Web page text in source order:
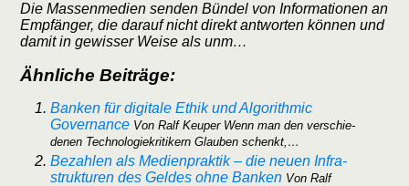
Die Mas­sen­me­di­en sen­den Bün­del von Infor­ma­tio­nen an
Emp­fän­ger, die dar­auf nicht direkt ant­wor­ten kön­nen und
damit in gewis­ser Wei­se als unm…
Ähn­li­che Beiträge:
Ban­ken für digi­ta­le Ethik und Algo­rith­mic
Gover­nan­ce Von Ralf Keu­per Wenn man den ver­schie­
de­nen Tech­no­lo­gie­kri­ti­kern Glau­ben schenkt,…
Bezah­len als Medi­en­prak­tik – die neu­en Infra­
struk­tu­ren des Gel­des ohne Ban­ken Von Ralf